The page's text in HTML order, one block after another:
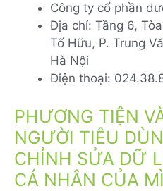
Công ty cổ phần
Địa chỉ: Tầng 6,
Tố Hữu, P. Trung
Hà Nội
Điện thoại:
PHƯƠNG TIỆN
NGƯỜI TIÊU
CHỈNH SỬA DỮ
CÁ NHÂN CỦA